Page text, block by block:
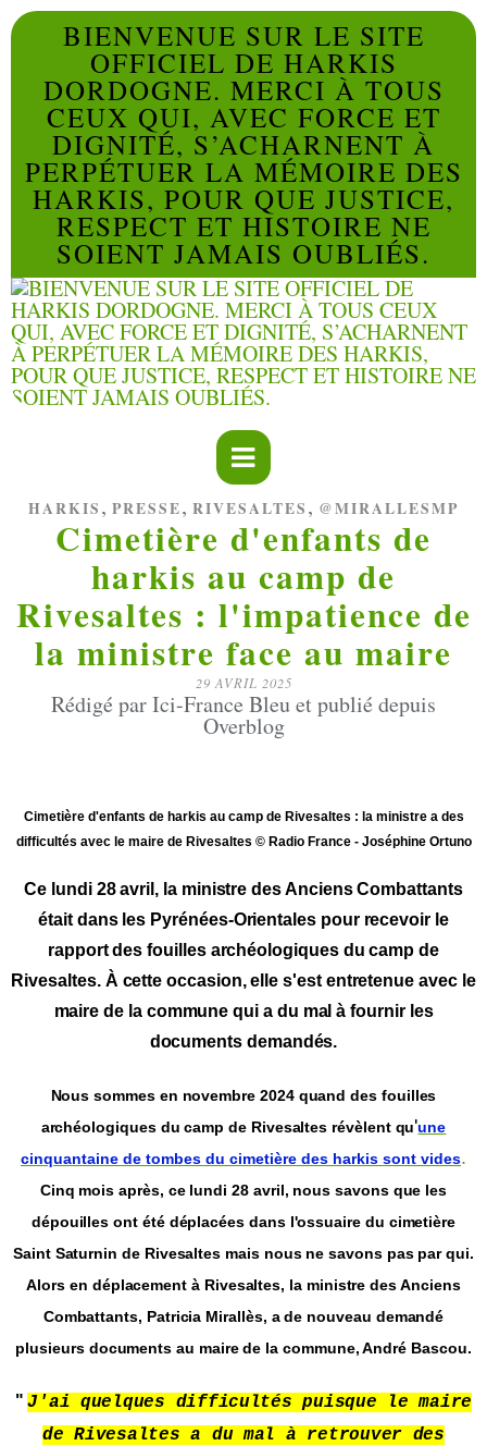
BIENVENUE SUR LE SITE
OFFICIEL DE HARKIS
DORDOGNE. MERCI À TOUS
CEUX QUI, AVEC FORCE ET
DIGNITÉ, S’ACHARNENT À
PERPÉTUER LA MÉMOIRE DES
HARKIS, POUR QUE JUSTICE,
RESPECT ET HISTOIRE NE
SOIENT JAMAIS OUBLIÉS.
HARKIS , PRESSE, RIVESALTES , @MIRALLESMP
Cimetière d'enfants de
harkis au camp de
Rivesaltes : l'impatience de
la ministre face au maire
29 AVRIL 2025
Rédigé par Ici-France Bleu et publié depuis
Overblog
Cimetière d'enfants de harkis au camp de Rivesaltes : la ministre a des
difficultés avec le maire de Rivesaltes © Radio France - Joséphine Ortuno
Ce lundi 28 avril, la ministre des Anciens Combattants
était dans les Pyrénées-Orientales pour recevoir le
rapport des fouilles archéologiques du camp de
Rivesaltes. À cette occasion, elle s'est entretenue avec le
maire de la commune qui a du mal à fournir les
documents demandés.
Nous sommes en novembre 2024 quand des fouilles
archéologiques du camp de Rivesaltes révèlent qu'une
cinquantaine de tombes du cimetière des harkis sont vides.
Cinq mois après, ce lundi 28 avril, nous savons que les
dépouilles ont été déplacées dans l'ossuaire du cimetière
Saint Saturnin de Rivesaltes mais nous ne savons pas par qui.
Alors en déplacement à Rivesaltes, la ministre des Anciens
Combattants, Patricia Mirallès, a de nouveau demandé
plusieurs documents au maire de la commune, André Bascou.
"J'ai quelques difficultés puisque le maire
de Rivesaltes a du mal à retrouver des